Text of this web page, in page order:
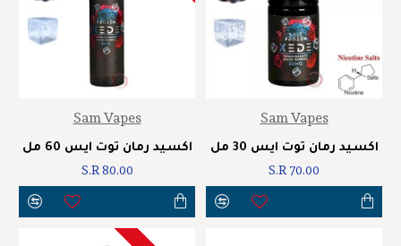
Sam Vapes
اكسيد رمان توت ايس 30 مل
S.R 70.00
Sam Vapes
اكسيد رمان توت ايس 60 مل
S.R 80.00